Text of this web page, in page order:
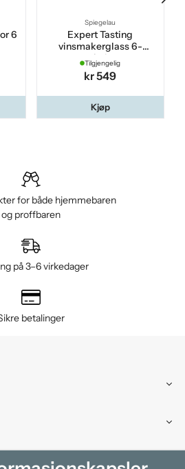
6
Spiegelau
Expert Tasting
vinsmakerglass 6-
pakning
Tilgjengelig
kr 549
Kjøp
for både hjemmebaren
og proffbaren
på 3–6 virkedager
betalinger